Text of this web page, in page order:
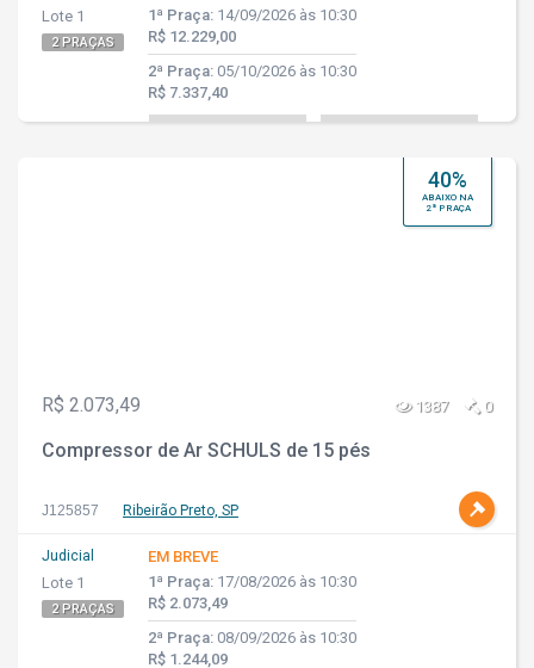
Lote 1
2 PRAÇAS
1ª Praça: 14/09/2026 às 10:30
R$ 12.229,00
2ª Praça: 05/10/2026 às 10:30
R$ 7.337,40
40%
ABAIXO NA
2ª PRAÇA
R$ 2.073,49 1387 0
Compressor de Ar SCHULS de 15 pés
J125857 Ribeirão Preto, SP
Judicial
Lote 1
2 PRAÇAS
EM BREVE
1ª Praça: 17/08/2026 às 10:30
R$ 2.073,49
2ª Praça: 08/09/2026 às 10:30
R$ 1.244,09